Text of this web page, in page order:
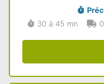
30 à 45 mn